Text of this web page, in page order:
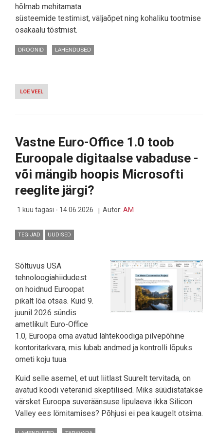
hõlmab mehitamata
süsteemide testimist, väljaõpet ning kohaliku tootmise
osakaalu tõstmist.
DROONID LAHENDUSED
LOE VEEL
EESTI
KÄED
EESTIS
Vastne Euro-Office 1.0 toob
Euroopale digitaalse vabaduse -
või mängib hoopis Microsofti
reeglite järgi?
1 kuu tagasi - 14.06.2026 Autor: AM
TEGIJAD UUDISED
Sõltuvus USA
tehnoloogiahiidudest
on hoidnud Euroopat
pikalt lõa otsas. Kuid 9.
juunil 2026 sündis
ametlikult Euro-Office
1.0, Euroopa oma avatud lähtekoodiga pilvepõhine
kontoritarkvara, mis lubab andmed ja kontrolli lõpuks
ometi koju tuua.
Kuid selle asemel, et uut liitlast Suurelt tervitada, on
avatud koodi veteranid skeptilised. Miks süüdistatakse
värsket Euroopa suveräänsuse lipulaeva ikka Silicon
Valley ees lömitamises? Põhjusi ei pea kaugelt otsima.